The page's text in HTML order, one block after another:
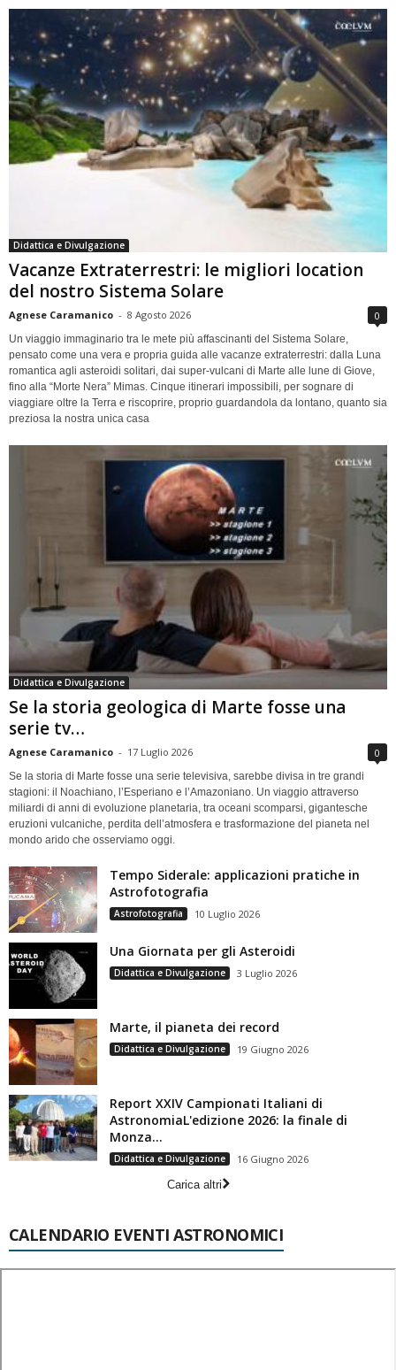
Didattica e Divulgazione
Vacanze Extraterrestri: le migliori location
del nostro Sistema Solare
Agnese Caramanico - 8 Agosto 2026 0
Un viaggio immaginario tra le mete più affascinanti del Sistema Solare,
pensato come una vera e propria guida alle vacanze extraterrestri: dalla Luna
romantica agli asteroidi solitari, dai super-vulcani di Marte alle lune di Giove,
fino alla “Morte Nera” Mimas. Cinque itinerari impossibili, per sognare di
viaggiare oltre la Terra e riscoprire, proprio guardandola da lontano, quanto sia
preziosa la nostra unica casa
Didattica e Divulgazione
Se la storia geologica di Marte fosse una
serie tv…
Agnese Caramanico - 17 Luglio 2026 0
Se la storia di Marte fosse una serie televisiva, sarebbe divisa in tre grandi
stagioni: il Noachiano, l’Esperiano e l’Amazoniano. Un viaggio attraverso
miliardi di anni di evoluzione planetaria, tra oceani scomparsi, gigantesche
eruzioni vulcaniche, perdita dell’atmosfera e trasformazione del pianeta nel
mondo arido che osserviamo oggi.
Tempo Siderale: applicazioni pratiche in
Astrofotografia
Astrofotografia 10 Luglio 2026
Una Giornata per gli Asteroidi
Didattica e Divulgazione 3 Luglio 2026
Marte, il pianeta dei record
Didattica e Divulgazione 19 Giugno 2026
Report XXIV Campionati Italiani di
AstronomiaL'edizione 2026: la finale di
Monza...
Didattica e Divulgazione
16 Giugno 2026
Carica altri
CALENDARIO EVENTI ASTRONOMICI